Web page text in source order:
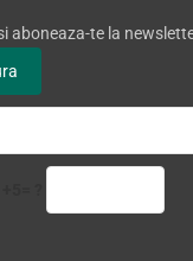
aboneaza-te la